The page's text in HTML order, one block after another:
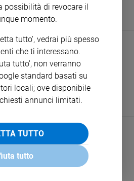
Vai
la facciata "moderata"
possibilità di revocare il
momento.
tutto', vedrai più spesso
che ti interessano.
tutto', non verranno
standard basati su
locali; ove disponibile
annunci limitati.
TUTTO
tutto